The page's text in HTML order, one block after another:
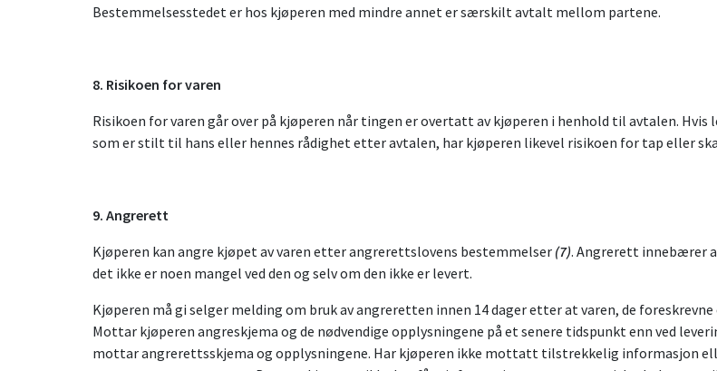
Bestemmelsesstedet er hos kjøperen med mindre annet er særskilt avtalt mellom partene.
8. Risikoen for varen
Risikoen for varen går over på kjøperen når tingen er overtatt av kjøperen i henhold til avtalen.
som er stilt til hans eller hennes rådighet etter avtalen, har kjøperen likevel risikoen for tap eller
9. Angrerett
Kjøperen kan angre kjøpet av varen etter angrerettslovens bestemmelser (7). Angrerett innebærer
det ikke er noen mangel ved den og selv om den ikke er levert.
Kjøperen må gi selger melding om bruk av angreretten innen 14 dager etter at varen, de
Mottar kjøperen angreskjema og de nødvendige opplysningene på et senere tidspunkt enn ved
mottar angrerettsskjema og opplysningene. Har kjøperen ikke mottatt tilstrekkelig informasjon